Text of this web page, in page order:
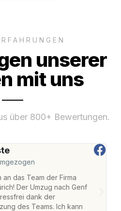
unserer
mit uns
über 800+ Bewertungen.
das Team der Firma
Der Umzug nach Genf
dank der
des Teams. Ich kann